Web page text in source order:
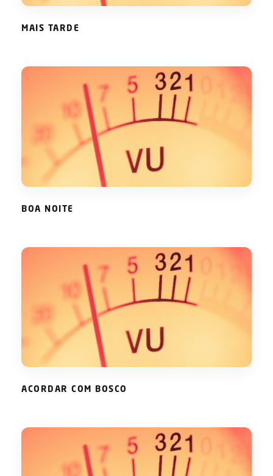
MAIS TARDE
BOA NOITE
BOA NOITE
ACORDAR COM BOSCO
ACORDAR COM BOSCO